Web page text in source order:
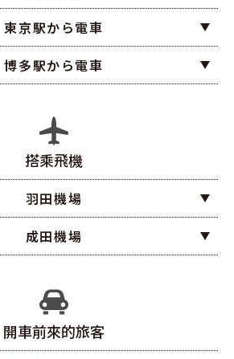
東京駅から電車
博多駅から電車
搭乘飛機
羽田機場
成田機場
開車前來的旅客